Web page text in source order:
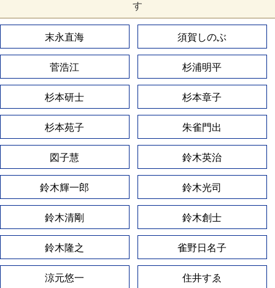
す
末永直海 須賀しのぶ
菅浩江 杉浦明平
杉本研士 杉本章子
杉本苑子 朱雀門出
図子慧 鈴木英治
鈴木輝一郎 鈴木光司
鈴木清剛 鈴木創士
鈴木隆之 雀野日名子
涼元悠一 住井すゑ